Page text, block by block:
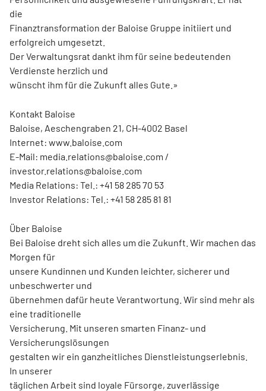
die
Finanztransformation der Baloise Gruppe initiiert und
erfolgreich umgesetzt.
Der Verwaltungsrat dankt ihm für seine bedeutenden
Verdienste herzlich und
wünscht ihm für die Zukunft alles Gute.»
Kontakt Baloise
Baloise, Aeschengraben 21, CH-4002 Basel
Internet: www.baloise.com
E-Mail: media.relations@baloise.com /
investor.relations@baloise.com
Media Relations: Tel.: +41 58 285 70 53
Investor Relations: Tel.: +41 58 285 81 81
Über Baloise
Bei Baloise dreht sich alles um die Zukunft. Wir machen das
Morgen für
unsere Kundinnen und Kunden leichter, sicherer und
unbeschwerter und
übernehmen dafür heute Verantwortung. Wir sind mehr als
eine traditionelle
Versicherung. Mit unseren smarten Finanz- und
Versicherungslösungen
gestalten wir ein ganzheitliches Dienstleistungserlebnis.
In unserer
täglichen Arbeit sind loyale Fürsorge, zuverlässige